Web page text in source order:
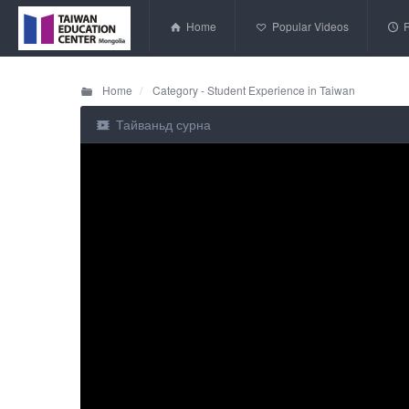
Home Popular Videos
Home Category - Student Experience in Taiwan
Тайваньд сурна